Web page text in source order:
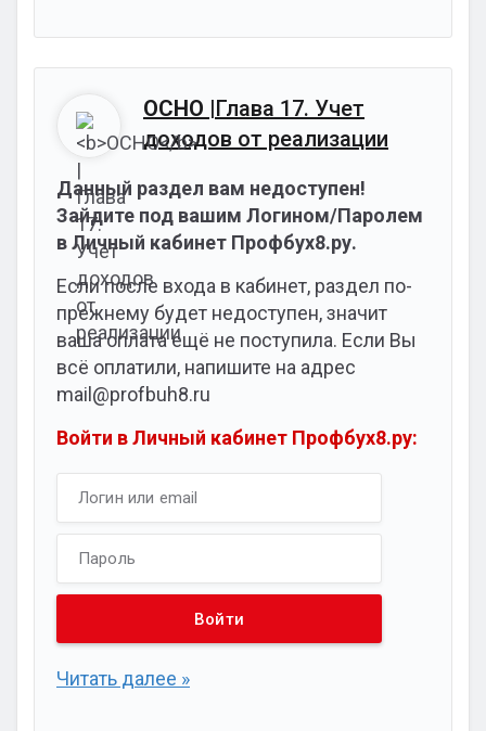
ОСНО |Глава 17. Учет
доходов от реализации
Данный раздел вам недоступен!
Зайдите под вашим Логином/Паролем
в Личный кабинет Профбух8.ру.
Если после входа в кабинет, раздел по-
прежнему будет недоступен, значит
ваша оплата ещё не поступила. Если Вы
всё оплатили, напишите на адрес
mail@profbuh8.ru
Войти в Личный кабинет Профбух8.ру:
Читать далее »